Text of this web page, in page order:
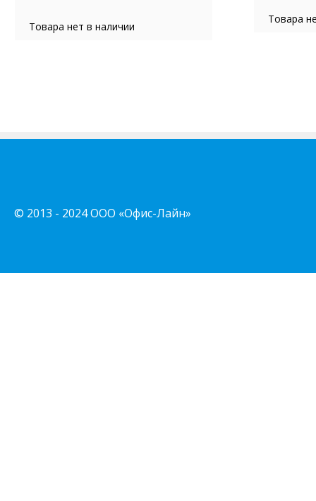
Товара нет в наличии
Товара
© 2013 - 2024 ООО «Офис-Лайн»